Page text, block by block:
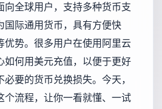
向全球用户，支持多种货币支
国际通用货币，具有方便快
优势。很多用户在使用阿里云
如何用美元充值，以便于更好
要的货币兑换损失。今天，
个流程，让你一看就懂、一试